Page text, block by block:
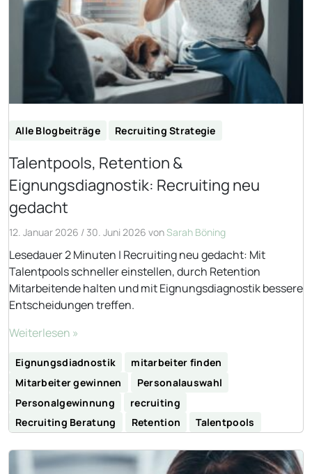
Alle Blogbeiträge Recruiting Strategie
Talentpools, Retention &
Eignungsdiagnostik: Recruiting neu
gedacht
12. Januar 2026 / 30. Juni 2026 vonSarah Böning
Lesedauer 2 Minuten | Recruiting neu gedacht: Mit
Talentpools schneller einstellen, durch Retention
Mitarbeitende halten und mit Eignungsdiagnostik bessere
Entscheidungen treffen.
Weiterlesen »
Eignungsdiadnostik
mitarbeiter finden
Mitarbeiter gewinnen
Personalauswahl
Personalgewinnung
recruiting
Recruiting Beratung
Retention Talentpools